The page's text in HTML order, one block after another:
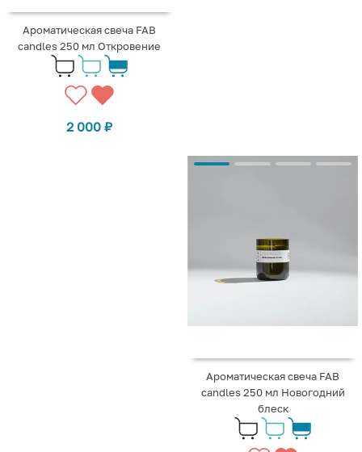
Ароматическая свеча FAB
candles 250 мл Откровение
2 000 ₽
Ароматическая свеча FAB
candles 250 мл Новогодний
блеск